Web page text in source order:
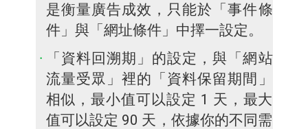
是衡量廣告成效，只能於「事件條
件」與「網址條件」中擇一設定。
「資料回溯期」的設定，與「網站
流量受眾」裡的「資料保留期間」
相似，最小值可以設定 1 天，最大
值可以設定 90 天，依據你的不同需